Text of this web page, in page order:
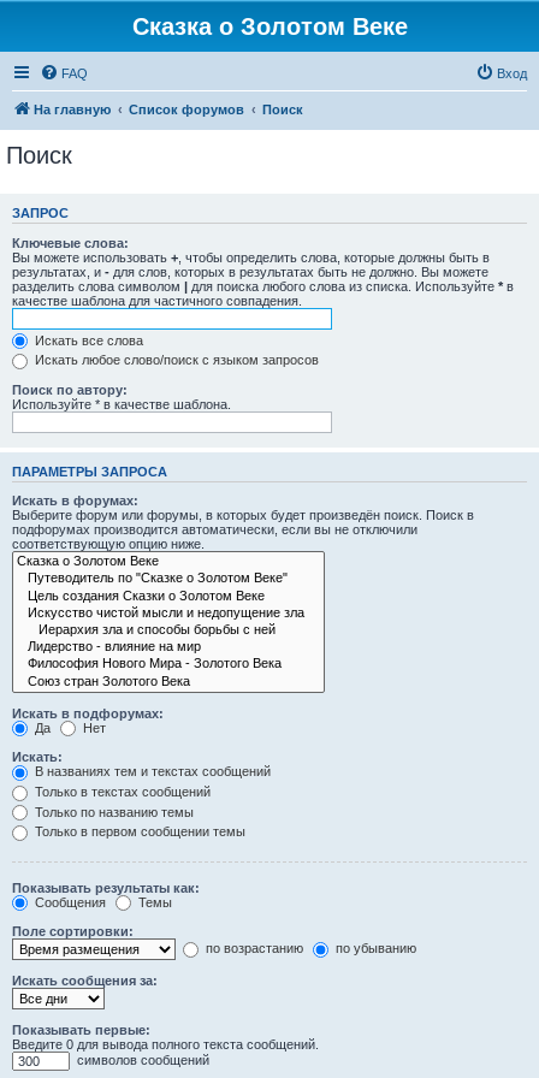
Сказка о Золотом Веке
FAQ Вход
На главную Список форумов Поиск
Поиск
ЗАПРОС
Ключевые слова:
Вы можете использовать + , чтобы определить слова, которые должны быть в
результатах, и - для слов, которых в результатах быть не должно. Вы можете
разделить слова символом | для поиска любого слова из списка. Используйте * в
качестве шаблона для частичного совпадения.
Искать все слова
Искать любое слово/поиск с языком запросов
Поиск по автору:
Используйте * в качестве шаблона.
ПАРАМЕТРЫ ЗАПРОСА
Искать в форумах:
Выберите форум или форумы, в которых будет произведён поиск. Поиск в
подфорумах производится автоматически, если вы не отключили
соответствующую опцию ниже.
Искать в подфорумах:
Да
Нет
Искать:
В названиях тем и текстах сообщений
Только в текстах сообщений
Только по названию темы
Только в первом сообщении темы
Показывать результаты как:
Сообщения
Темы
Поле сортировки:
по возрастанию
по убыванию
Искать сообщения за:
Показывать первые:
Введите 0 для вывода полного текста сообщений.
символов сообщений